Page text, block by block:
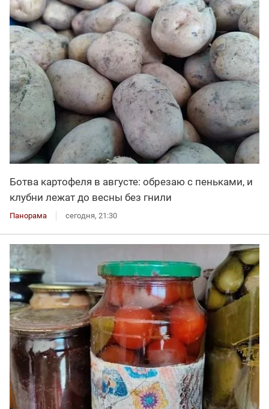
Ботва картофеля в августе: обрезаю с пеньками, и
клубни лежат до весны без гнили
Панорама сегодня, 21:30